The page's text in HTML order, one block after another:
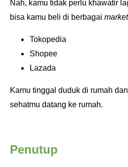
Nah, kamu tidak perlu khawatir
bisa kamu beli di berbagai
Tokopedia
Shopee
Lazada
Kamu tinggal duduk di rumah
sehatmu datang ke rumah.
Penutup